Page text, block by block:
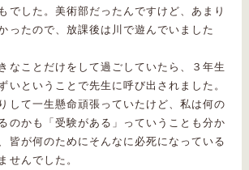
でした。美術部だったんですけど、あまり
ったので、放課後は川で遊んでいました
なことだけをして過ごしていたら、３年生
いということで先生に呼び出されました。
して一生懸命頑張っていたけど、私は何の
のかも「受験がある」っていうことも分か
皆が何のためにそんなに必死になっている
せんでした。